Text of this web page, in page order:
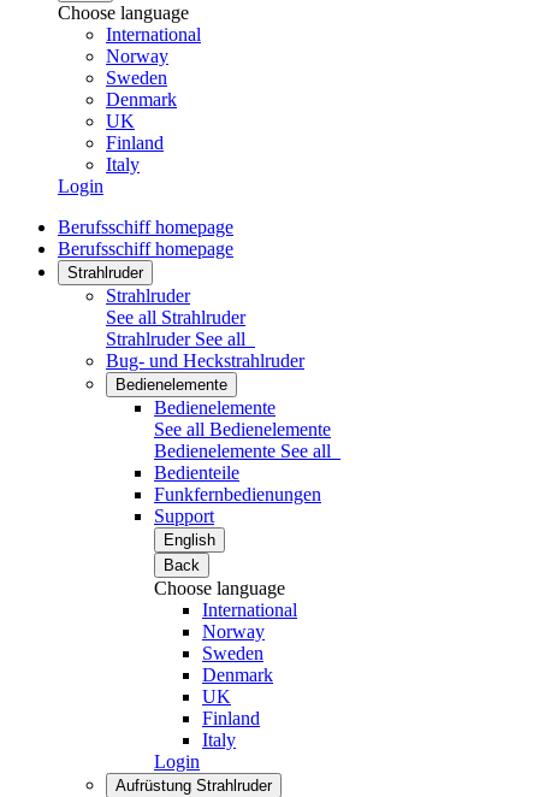
Choose language
International
Norway
Sweden
Denmark
UK
Finland
Italy
Login
Berufsschiff homepage
Berufsschiff homepage
Strahlruder
Strahlruder
See all Strahlruder
Strahlruder See all
Bug- und Heckstrahlruder
Bedienelemente
Bedienelemente
See all Bedienelemente
Bedienelemente See all
Bedienteile
Funkfernbedienungen
Support
English
Back
Choose language
International
Norway
Sweden
Denmark
UK
Finland
Italy
Login
Aufrüstung Strahlruder